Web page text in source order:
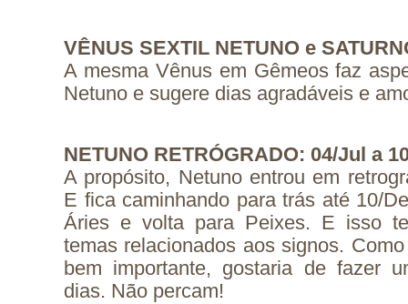
VÊNUS SEXTIL NETUNO e
A mesma Vênus em Gêmeos faz
Netuno e sugere dias agradáveis e
NETUNO RETRÓGRADO: 04/Jul a
A propósito, Netuno entrou em
E fica caminhando para trás até 10/
Áries e volta para Peixes. E isso
temas relacionados aos signos.
bem importante, gostaria de fazer
dias. Não percam!